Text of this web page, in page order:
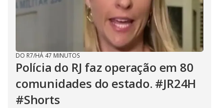
DO R7/HÁ 47 MINUTOS
Polícia do RJ faz operação em 80
comunidades do estado. #JR24H
#Shorts